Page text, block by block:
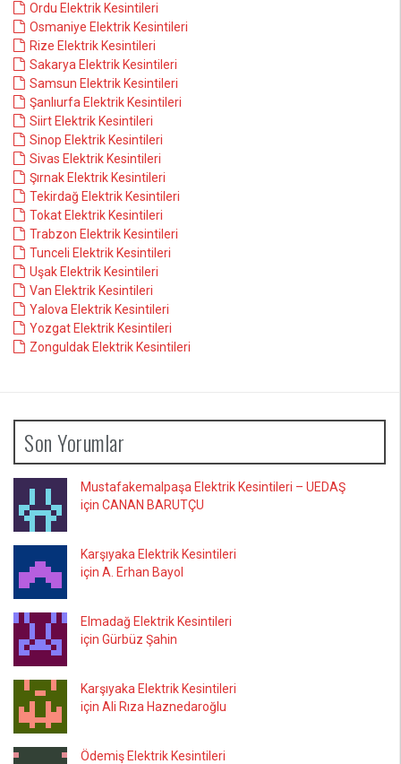
Ordu Elektrik Kesintileri
Osmaniye Elektrik Kesintileri
Rize Elektrik Kesintileri
Sakarya Elektrik Kesintileri
Samsun Elektrik Kesintileri
Şanlıurfa Elektrik Kesintileri
Siirt Elektrik Kesintileri
Sinop Elektrik Kesintileri
Sivas Elektrik Kesintileri
Şırnak Elektrik Kesintileri
Tekirdağ Elektrik Kesintileri
Tokat Elektrik Kesintileri
Trabzon Elektrik Kesintileri
Tunceli Elektrik Kesintileri
Uşak Elektrik Kesintileri
Van Elektrik Kesintileri
Yalova Elektrik Kesintileri
Yozgat Elektrik Kesintileri
Zonguldak Elektrik Kesintileri
Son Yorumlar
Mustafakemalpaşa Elektrik Kesintileri – UEDAŞ
için CANAN BARUTÇU
Karşıyaka Elektrik Kesintileri
için A. Erhan Bayol
Elmadağ Elektrik Kesintileri
için Gürbüz Şahin
Karşıyaka Elektrik Kesintileri
için Ali Rıza Haznedaroğlu
Ödemiş Elektrik Kesintileri